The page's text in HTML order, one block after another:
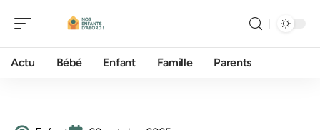
Actu Bébé Enfant Famille Parents